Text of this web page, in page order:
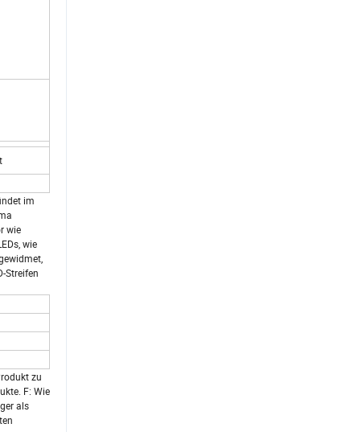
im
wie
wie
Streifen
zu
F: Wie
als